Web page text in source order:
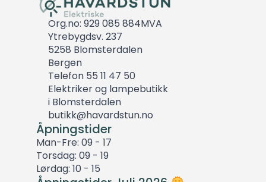
Org.no: 929 085 884MVA
Ytrebygdsv. 237
5258 Blomsterdalen
Bergen
Telefon 55 11 47 50
Elektriker og lampebutikk
i Blomsterdalen
butikk@havardstun.no
Åpningstider
Man-Fre: 09 - 17
Torsdag: 09 - 19
Lørdag: 10 - 15